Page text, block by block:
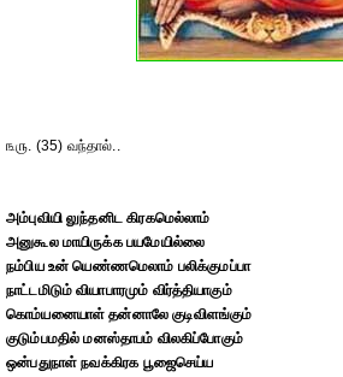
௩௫. (35) வந்தால்..
அம்புவியி லுந்தனிட கிரகமெல்லாம்
அனுகூல மாயிருக்க பயமேயில்லை
நம்பிய உன் யெண்ணமெலாம் பலிக்குமப்பா
நாட்டமிடும் வியாபாரமும் விர்த்தியாகும்
கொம்யனையாள் தன்னாலே குடிவிளங்கும்
குடும்பமதில் மனஸ்தாபம் விலகிப்போகும்
ஒன்பதுநாள் நவக்கிரக பூஜைசெய்ய